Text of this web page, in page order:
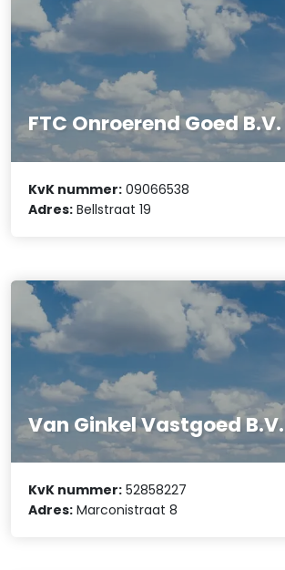
FTC Onroerend Goed B.V.
KvK nummer: 09066538
Adres: Bellstraat 19
Van Ginkel Vastgoed B.V.
KvK nummer: 52858227
Adres: Marconistraat 8